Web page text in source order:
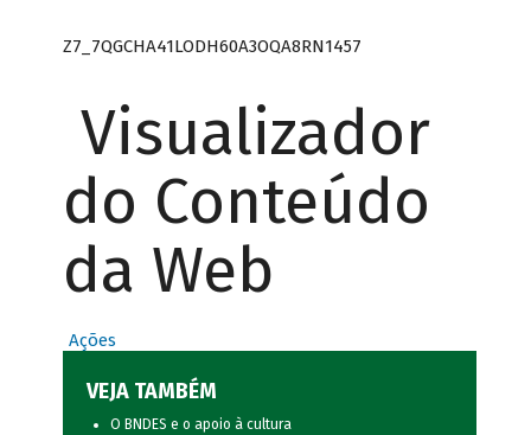
Z7_7QGCHA41LODH60A3OQA8RN1457
Visualizador
do Conteúdo
da Web
Ações
VEJA TAMBÉM
O BNDES e o apoio à cultura